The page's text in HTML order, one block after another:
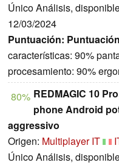
Único Análisis,
12/03/2024
Puntuación:
características: 90%
procesamiento: 90%
80% REDMAGIC 10
phone Android
aggressivo
Origen: Multiplayer IT
Único Análisis,